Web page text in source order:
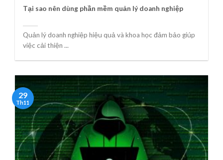
Tại sao nên dùng phần mềm quản lý doanh nghiệp
Quản lý doanh nghiệp hiệu quả và khoa học đảm bảo giúp
việc cải thiện ...
29
Th11